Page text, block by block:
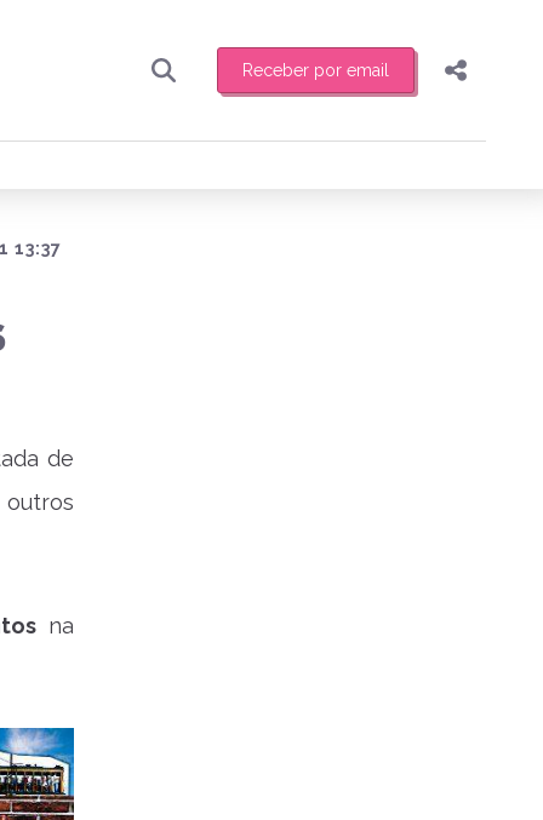
Receber por email
toda sexta-feira de manhã o resumo
Compartilhar
13:37
de
na